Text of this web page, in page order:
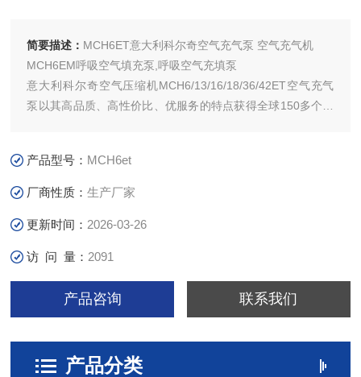
简要描述： MCH6ET意大利科尔奇空气充气泵 空气充气机
MCH6EM呼吸空气填充泵,呼吸空气充填泵
意大利科尔奇空气压缩机MCH6/13/16/18/36/42ET空气充气
泵以其高品质、高性价比、优服务的特点获得全球150多个国
意大利科尔奇引入中国后,济宁科尔奇有限公司已成为中国的
产品型号： MCH6et
厂商性质：生产厂家
更新时间： 2026-03-26
访 问 量： 2091
产品咨询 联系我们
产品分类